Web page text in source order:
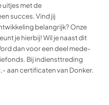
uitjes met de
succes. Vind jij
belangrijk? Onze
je hierbij! Wil je naast dit
dan voor een deel mede-
Bij indiensttreding
aan certificaten van Donker.